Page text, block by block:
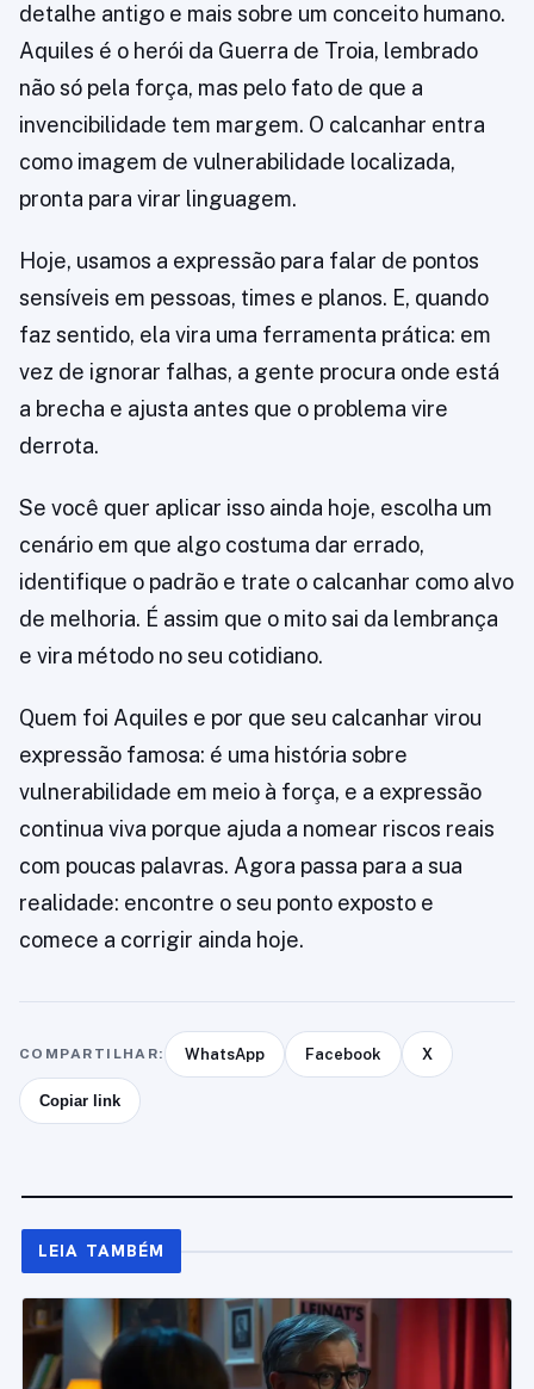
detalhe antigo e mais sobre um conceito humano.
Aquiles é o herói da Guerra de Troia, lembrado
não só pela força, mas pelo fato de que a
invencibilidade tem margem. O calcanhar entra
como imagem de vulnerabilidade localizada,
pronta para virar linguagem.
Hoje, usamos a expressão para falar de pontos
sensíveis em pessoas, times e planos. E, quando
faz sentido, ela vira uma ferramenta prática: em
vez de ignorar falhas, a gente procura onde está
a brecha e ajusta antes que o problema vire
derrota.
Se você quer aplicar isso ainda hoje, escolha um
cenário em que algo costuma dar errado,
identifique o padrão e trate o calcanhar como alvo
de melhoria. É assim que o mito sai da lembrança
e vira método no seu cotidiano.
Quem foi Aquiles e por que seu calcanhar virou
expressão famosa: é uma história sobre
vulnerabilidade em meio à força, e a expressão
continua viva porque ajuda a nomear riscos reais
com poucas palavras. Agora passa para a sua
realidade: encontre o seu ponto exposto e
comece a corrigir ainda hoje.
COMPARTILHAR: WhatsApp Facebook X
Copiar link
LEIA TAMBÉM